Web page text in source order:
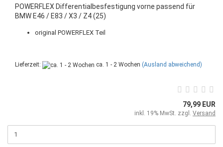
POWERFLEX Differentialbesfestigung vorne passend für
BMW E46 / E83 / X3 / Z4 (25)
original POWERFLEX Teil
Lieferzeit: ca. 1 - 2 Wochen (Ausland abweichend)
79,99 EUR
inkl. 19% MwSt. zzgl. Versand